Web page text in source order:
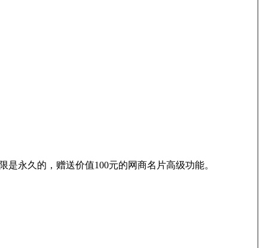
永久的，赠送价值100元的网商名片高级功能。